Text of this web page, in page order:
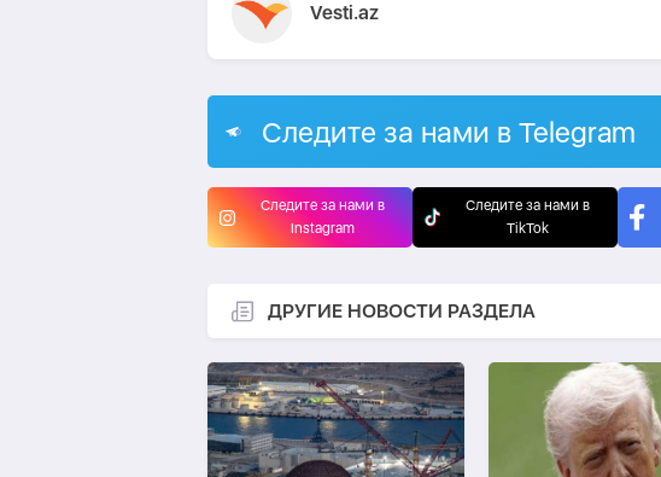
Vesti.az
Следите за нами в Telegram
Следите за нами в
Instagram
Следите за нами в
TikTok
ДРУГИЕ НОВОСТИ РАЗДЕЛА